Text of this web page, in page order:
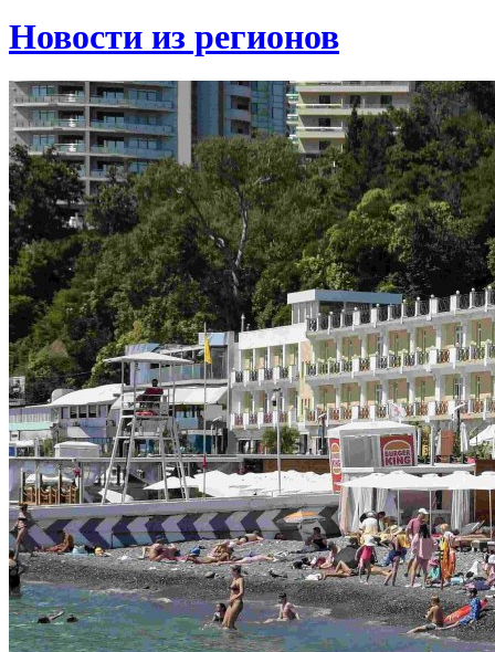
Новости из регионов